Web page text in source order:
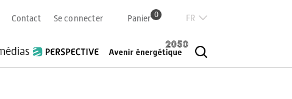
Contact Se connecter Panier 0
English